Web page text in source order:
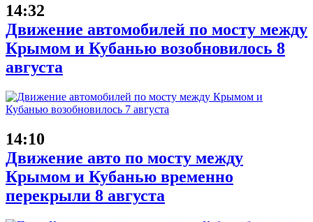
14:32
Движение автомобилей по мосту между
Крымом и Кубанью возобновилось 8
августа
14:10
Движение авто по мосту между
Крымом и Кубанью временно
перекрыли 8 августа